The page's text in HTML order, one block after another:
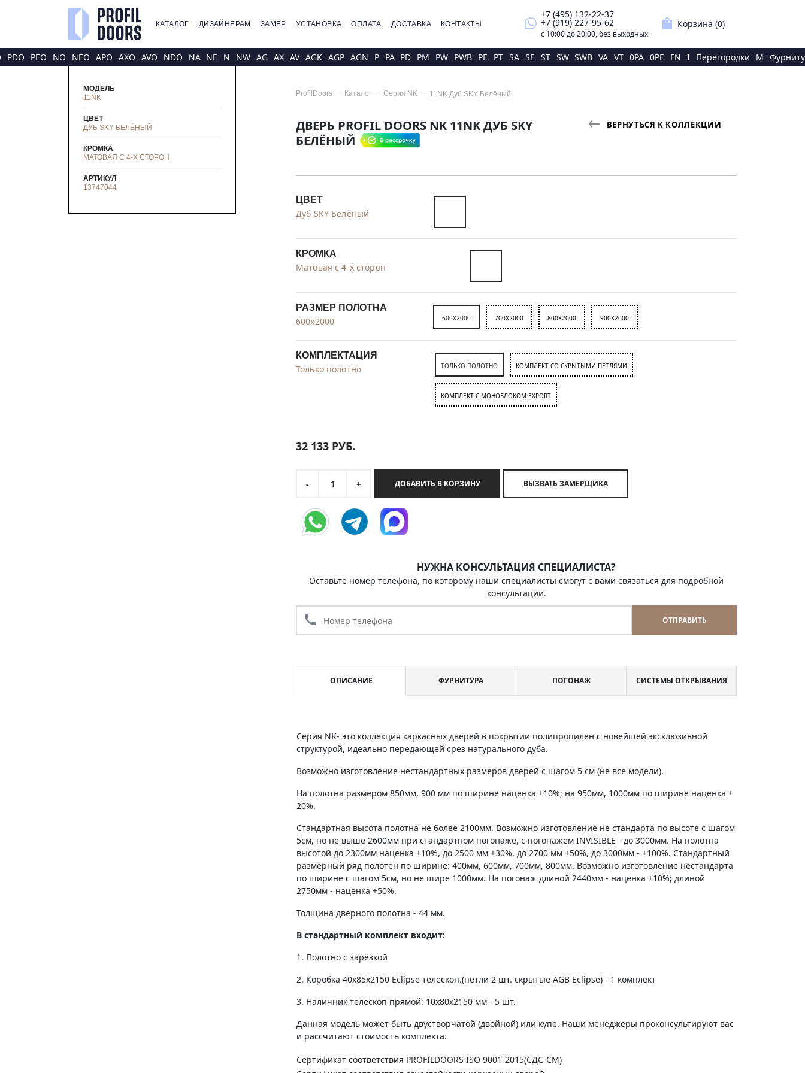
КАТАЛОГ ДИЗАЙНЕРАМ ЗАМЕР УСТАНОВКА ОПЛАТА ДОСТАВКА КОНТАКТЫ whatsapp
+7 (495) 132-22-37
+7 (919) 227-95-62
с 10:00 до 20:00, без выходных
shopping_bag Корзина (0)
PDO PEO NO NEO APO AXO AVO NDO NA NE N NW AG AX AV AGK AGP AGN P PA PD PM PW PWB PE PT SA SE ST SW SWB VA VT 0PA 0PE FN I Перегородки M
МОДЕЛЬ
11NK
ЦВЕТ
ДУБ SKY БЕЛЁНЫЙ
КРОМКА
МАТОВАЯ С 4-Х СТОРОН
АРТИКУЛ
13747044
ProfilDoors Каталог Серия NK 11NK Дуб SKY Белёный
ДВЕРЬ PROFIL DOORS NK 11NK ДУБ SKY
БЕЛЁНЫЙ
ВЕРНУТЬСЯ К КОЛЛЕКЦИИ
ЦВЕТ
Дуб SKY Белёный
КРОМКА
Матовая с 4-х сторон
РАЗМЕР ПОЛОТНА
600x2000 600X2000 700X2000 800X2000 900X2000
КОМПЛЕКТАЦИЯ
Только полотно ТОЛЬКО ПОЛОТНО КОМПЛЕКТ СО СКРЫТЫМИ ПЕТЛЯМИ
КОМПЛЕКТ C МОНОБЛОКОМ EXPORT
32 133 РУБ.
- 1 + ДОБАВИТЬ В КОРЗИНУ ВЫЗВАТЬ ЗАМЕРЩИКА
НУЖНА КОНСУЛЬТАЦИЯ СПЕЦИАЛИСТА?
Оставьте номер телефона, по которому наши специалисты смогут с вами связаться для подробной
консультации.
call ОТПРАВИТЬ
ОПИСАНИЕ ФУРНИТУРА ПОГОНАЖ СИСТЕМЫ ОТКРЫВАНИЯ
Серия NK- это коллекция каркасных дверей в покрытии полипропилен с новейшей эксклюзивной
структурой, идеально передающей срез натурального дуба.
Возможно изготовление нестандартных размеров дверей с шагом 5 см (не все модели).
На полотна размером 850мм, 900 мм по ширине наценка +10%; на 950мм, 1000мм по ширине наценка +
20%.
Стандартная высота полотна не более 2100мм. Возможно изготовление не стандарта по высоте с шагом
5см, но не выше 2600мм при стандартном погонаже, с погонажем INVISIBLE - до 3000мм. На полотна
высотой до 2300мм наценка +10%, до 2500 мм +30%, до 2700 мм +50%, до 3000мм - +100%. Стандартный
размерный ряд полотен по ширине: 400мм, 600мм, 700мм, 800мм. Возможно изготовление нестандарта
по ширине с шагом 5см, но не шире 1000мм. На погонаж длиной 2440мм - наценка +10%; длиной
2750мм - наценка +50%.
Толщина дверного полотна - 44 мм.
В стандартный комплект входит:
1. Полотно c зарезкой
2. Коробка 40х85х2150 Eclipse телескоп.(петли 2 шт. скрытые AGB Eclipse) - 1 комплект
3. Наличник телескоп прямой: 10х80х2150 мм - 5 шт.
Данная модель может быть двустворчатой (двойной) или купе. Наши менеджеры проконсультируют вас
и рассчитают стоимость комплекта.
Сертификат соответствия PROFILDOORS ISO 9001-2015(СДС-СМ)